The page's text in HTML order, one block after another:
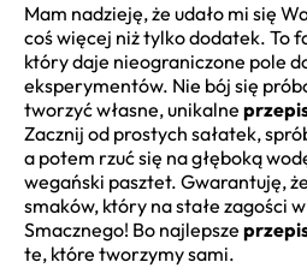
Mam nadzieję, że udało mi się
coś więcej niż tylko dodatek. To
który daje nieograniczone pole
eksperymentów. Nie bój się
tworzyć własne, unikalne
Zacznij od prostych sałatek,
a potem rzuć się na głęboką
wegański pasztet. Gwarantuję,
smaków, który na stałe zagości
Smacznego! Bo najlepsze
te, które tworzymy sami.